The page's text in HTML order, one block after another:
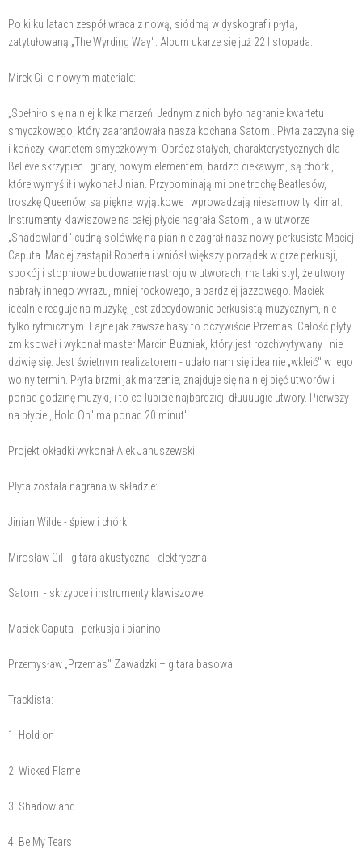
Po kilku latach zespół wraca z nową, siódmą w dyskografii płytą,
zatytułowaną „The Wyrding Way". Album ukarze się już 22 listopada.
Mirek Gil o nowym materiale:
„Spełniło się na niej kilka marzeń. Jednym z nich było nagranie kwartetu
smyczkowego, który zaaranżowała nasza kochana Satomi. Płyta zaczyna się
i kończy kwartetem smyczkowym. Oprócz stałych, charakterystycznych dla
Believe skrzypiec i gitary, nowym elementem, bardzo ciekawym, są chórki,
które wymyślił i wykonał Jinian. Przypominają mi one trochę Beatlesów,
troszkę Queenów, są piękne, wyjątkowe i wprowadzają niesamowity klimat.
Instrumenty klawiszowe na całej płycie nagrała Satomi, a w utworze
„Shadowland" cudną solówkę na pianinie zagrał nasz nowy perkusista Maciej
Caputa. Maciej zastąpił Roberta i wniósł większy porządek w grze perkusji,
spokój i stopniowe budowanie nastroju w utworach, ma taki styl, że utwory
nabrały innego wyrazu, mniej rockowego, a bardziej jazzowego. Maciek
idealnie reaguje na muzykę, jest zdecydowanie perkusistą muzycznym, nie
tylko rytmicznym. Fajne jak zawsze basy to oczywiście Przemas. Całość płyty
zmiksował i wykonał master Marcin Buzniak, który jest rozchwytywany i nie
dziwię się. Jest świetnym realizatorem - udało nam się idealnie „wkleić" w jego
wolny termin. Płyta brzmi jak marzenie, znajduje się na niej pięć utworów i
ponad godzinę muzyki, i to co lubicie najbardziej: dłuuuugie utwory. Pierwszy
na płycie ,,Hold On" ma ponad 20 minut".
Projekt okładki wykonał Alek Januszewski.
Płyta została nagrana w składzie:
Jinian Wilde - śpiew i chórki
Mirosław Gil - gitara akustyczna i elektryczna
Satomi - skrzypce i instrumenty klawiszowe
Maciek Caputa - perkusja i pianino
Przemysław „Przemas" Zawadzki – gitara basowa
Tracklista:
1. Hold on
2. Wicked Flame
3. Shadowland
4. Be My Tears